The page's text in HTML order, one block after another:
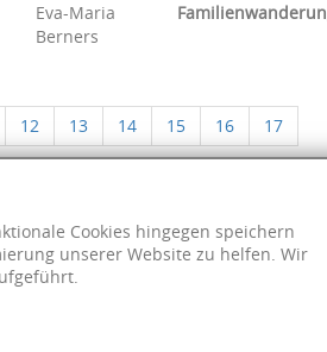
Eva-Maria
Berners
12 13 14 15 16
17
Cookies hingegen speichern
unserer Website zu helfen. Wir